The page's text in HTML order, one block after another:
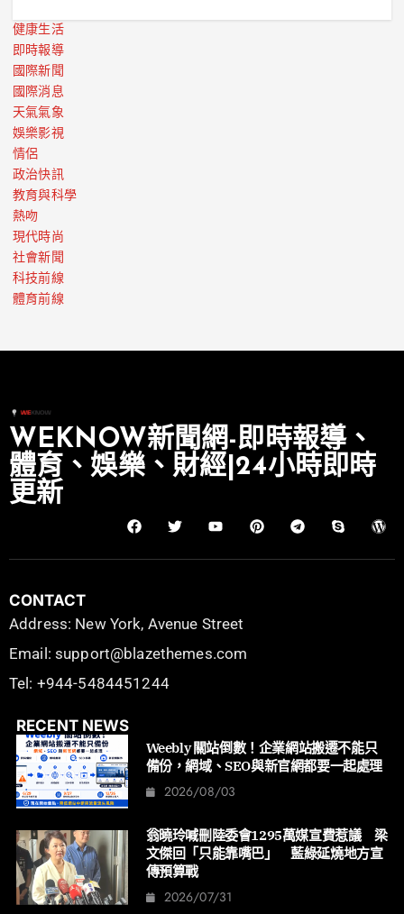
健康生活
即時報導
國際新聞
國際消息
天氣氣象
娛樂影視
情侶
政治快訊
教育與科學
熱吻
現代時尚
社會新聞
科技前線
體育前線
WEKNOW新聞網-即時報導、
體育、娛樂、財經|24小時即時
更新
CONTACT
Address: New York, Avenue Street
Email: support@blazethemes.com
Tel: +944-5484451244
RECENT NEWS
Weebly 關站倒數！企業網站搬遷不能只
備份，網域、SEO與新官網都要一起處理
2026/08/03
翁曉玲喊刪陸委會1295萬媒宣費惹議 梁
文傑回「只能靠嘴巴」 藍綠延燒地方宣
傳預算戰
2026/07/31